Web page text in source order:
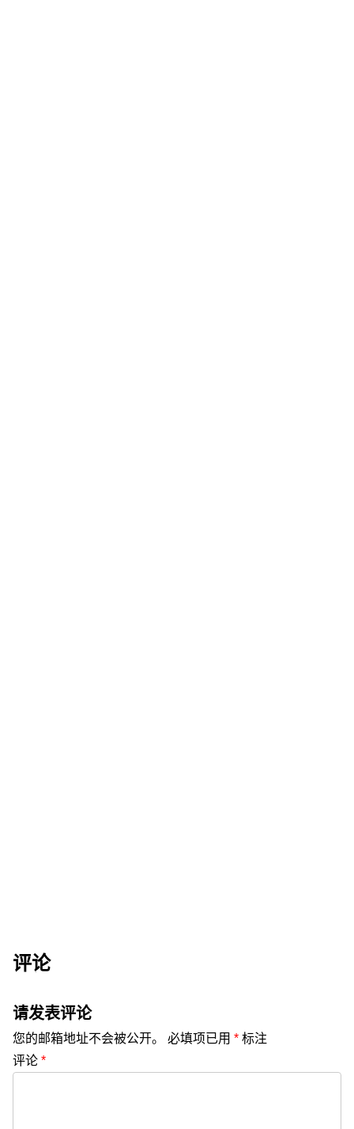
评论
请发表评论
您的邮箱地址不会被公开。 必填项已用 * 标注
评论 *